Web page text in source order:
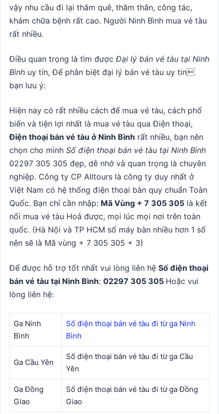
vậy nhu cầu đi lại thăm quê, thăm thân, công tác,
khám chữa bệnh rất cao. Người Ninh Bình mua vé tàu
rất nhiều.
Điều quan trọng là tìm được Đại lý bán vé tàu tại Ninh
Bình uy tín, Để phân biệt đại lý bán vé tàu uy tin
bạn lưu ý:
Hiện nay có rất nhiều cách để mua vé tàu, cách phổ
biến và tiện lợi nhất là mua vé tàu qua Điện thoại,
Điện thoại bán vé tàu ở Ninh Bình rất nhiều, bạn nên
chọn cho mình Số điện thoại bán vé tàu tại Ninh Bình
02297 305 305 đẹp, dễ nhớ và quan trọng là chuyên
nghiệp. Công ty CP Alltours là công ty duy nhất ở
Việt Nam có hệ thống điện thoại bàn quy chuẩn Toàn
Quốc. Bạn chỉ cần nhập: Mã Vùng + 7 305 305 là kết
nối mua vé tàu Hoả được, mọi lúc mọi nơi trên toàn
quốc. (Hà Nội và TP HCM số máy bàn nhiều hơn 1 số
nên sẽ là Mã vùng + 7 305 305 + 3)
Để được hỗ trợ tốt nhất vui lòng liên hệ Số điện thoại
bán vé tàu tại Ninh Bình: 02297 305 305 Hoặc vui
lòng liên hệ:
Ga Ninh
Bình
Số điện thoại bán vé tàu đi từ ga Ninh
Bình
Ga Cầu Yên
Số điện thoại bán vé tàu đi từ ga Cầu
Yên
Ga Đồng
Giao
Số điện thoại bán vé tàu đi từ ga Đồng
Giao